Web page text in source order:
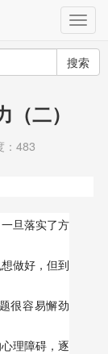
搜索
二）
：483
旦落实了方
做好，但到
很容易懈劲
理障碍，逐